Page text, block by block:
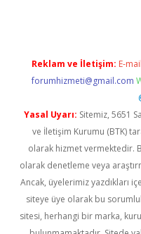
Reklam ve İletişim: E-
forumhizmeti@gmail.com
Yasal Uyarı: Sitemiz, 5651
ve İletişim Kurumu (BTK)
olarak hizmet vermektedir.
olarak denetleme veya
Ancak, üyelerimiz yazdıkları
siteye üye olarak bu
sitesi, herhangi bir marka,